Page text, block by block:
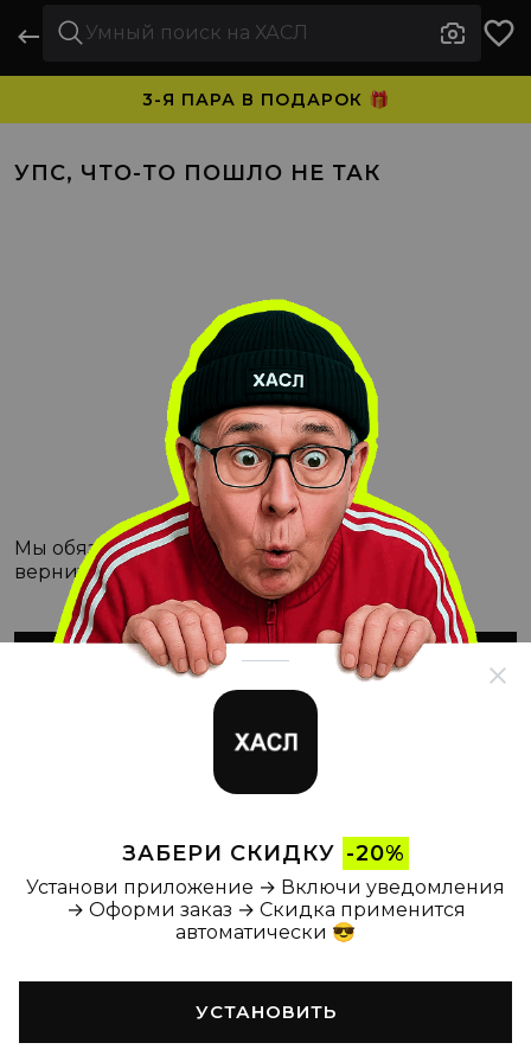
ЗАБЕРИ СКИДКУ -20%
Установи приложение → Включи уведомления
→ Оформи заказ → Скидка применится
автоматически 😎
УСТАНОВИТЬ
3-Я ПАРА В ПОДАРОК 🎁
УПС, ЧТО-ТО ПОШЛО НЕ ТАК
Мы обязательно с этим разберёмся, а пока
вернитесь на Главную
ВЕРНУТЬСЯ НА ГЛАВНУЮ
Главная Каталог Корзина Новости Профиль